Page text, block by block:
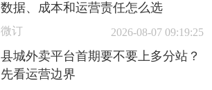
数据、成本和运营责任怎么选
微订 2026-08-07 09:19:25
县城外卖平台首期要不要上多分站？
先看运营边界